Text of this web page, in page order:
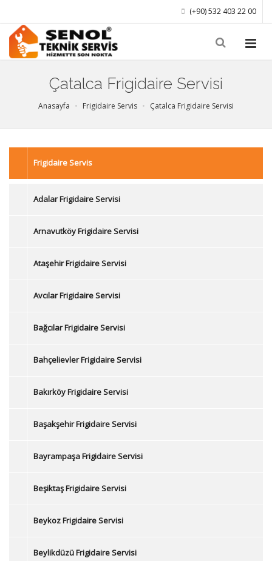
(+90) 532 403 22 00
Çatalca Frigidaire Servisi
Anasayfa Frigidaire Servis Çatalca Frigidaire Servisi
Frigidaire Servis
Adalar Frigidaire Servisi
Arnavutköy Frigidaire Servisi
Ataşehir Frigidaire Servisi
Avcılar Frigidaire Servisi
Bağcılar Frigidaire Servisi
Bahçelievler Frigidaire Servisi
Bakırköy Frigidaire Servisi
Başakşehir Frigidaire Servisi
Bayrampaşa Frigidaire Servisi
Beşiktaş Frigidaire Servisi
Beykoz Frigidaire Servisi
Beylikdüzü Frigidaire Servisi